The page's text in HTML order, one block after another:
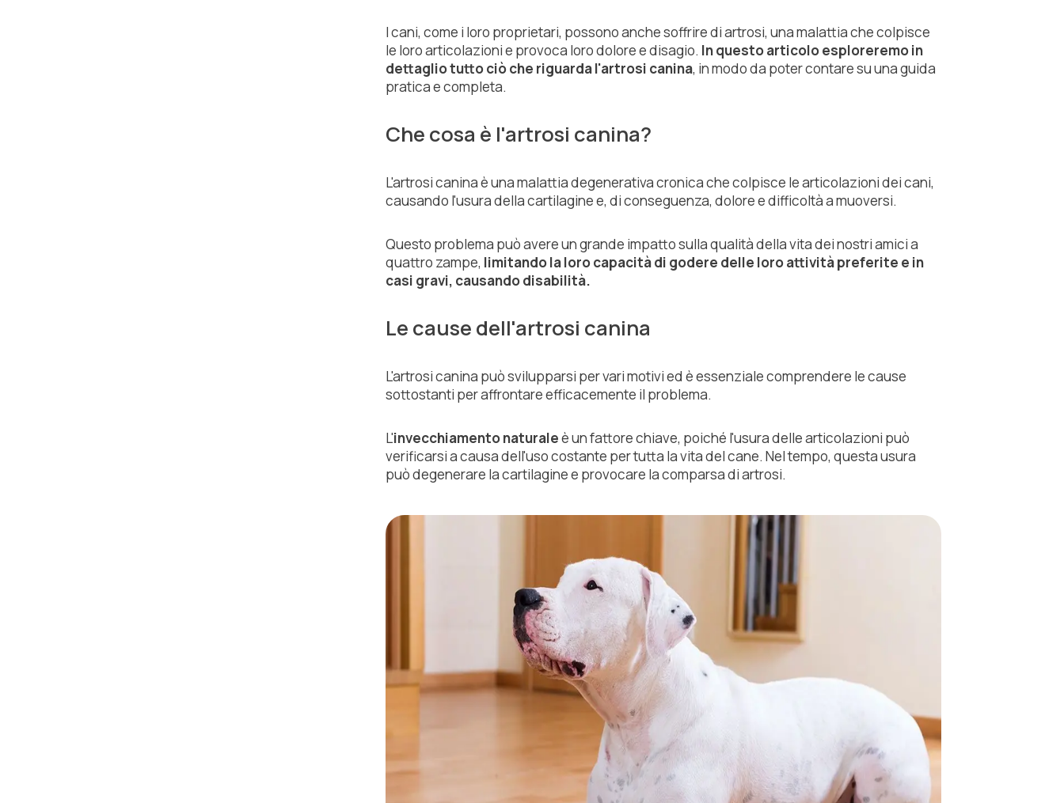
I cani, come i loro proprietari, possono anche soffrire di artrosi, una malattia che colpisce
le loro articolazioni e provoca loro dolore e disagio. In questo articolo esploreremo in
dettaglio tutto ciò che riguarda l'artrosi canina, in modo da poter contare su una guida
pratica e completa.
Che cosa è l'artrosi canina?
L'artrosi canina è una malattia degenerativa cronica che colpisce le articolazioni dei cani,
causando l'usura della cartilagine e, di conseguenza, dolore e difficoltà a muoversi.
Questo problema può avere un grande impatto sulla qualità della vita dei nostri amici a
quattro zampe, limitando la loro capacità di godere delle loro attività preferite e in
casi gravi, causando disabilità.
Le cause dell'artrosi canina
L'artrosi canina può svilupparsi per vari motivi ed è essenziale comprendere le cause
sottostanti per affrontare efficacemente il problema.
L'invecchiamento naturaleè un fattore chiave, poiché l'usura delle articolazioni può
verificarsi a causa dell'uso costante per tutta la vita del cane. Nel tempo, questa usura
può degenerare la cartilagine e provocare la comparsa di artrosi.